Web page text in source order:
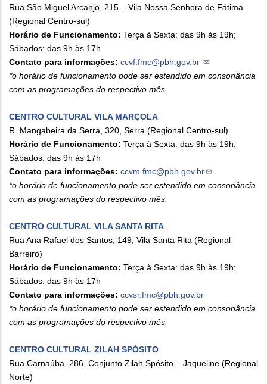
Rua São Miguel Arcanjo, 215 – Vila Nossa Senhora de Fátima
(Regional Centro-sul)
Horário de Funcionamento: Terça à Sexta: das 9h às 19h;
Sábados: das 9h às 17h
Contato para informações: ccvf.fmc@pbh.gov.br
*o horário de funcionamento pode ser estendido em consonância
com as programações do respectivo mês.
CENTRO CULTURAL VILA MARÇOLA
R. Mangabeira da Serra, 320, Serra (Regional Centro-sul)
Horário de Funcionamento: Terça à Sexta: das 9h às 19h;
Sábados: das 9h às 17h
Contato para informações: ccvm.fmc@pbh.gov.br
*o horário de funcionamento pode ser estendido em consonância
com as programações do respectivo mês.
CENTRO CULTURAL VILA SANTA RITA
Rua Ana Rafael dos Santos, 149, Vila Santa Rita (Regional
Barreiro)
Horário de Funcionamento: Terça à Sexta: das 9h às 19h;
Sábados: das 9h às 17h
Contato para informações: ccvsr.fmc@pbh.gov.br
*o horário de funcionamento pode ser estendido em consonância
com as programações do respectivo mês.
CENTRO CULTURAL ZILAH SPÓSITO
Rua Carnaúba, 286, Conjunto Zilah Spósito – Jaqueline (Regional
Norte)